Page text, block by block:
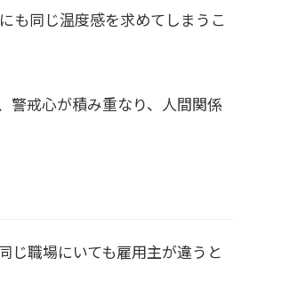
も同じ温度感を求めてしまうこ
警戒心が積み重なり、人間関係
じ職場にいても雇用主が違うと